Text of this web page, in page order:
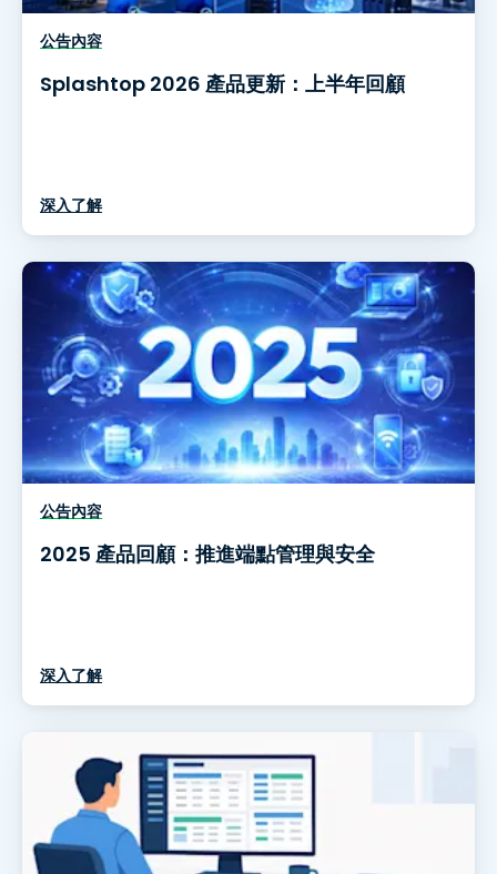
公告內容
Splashtop 2026 產品更新：上半年回顧
深入了解
公告內容
2025 產品回顧：推進端點管理與安全
深入了解